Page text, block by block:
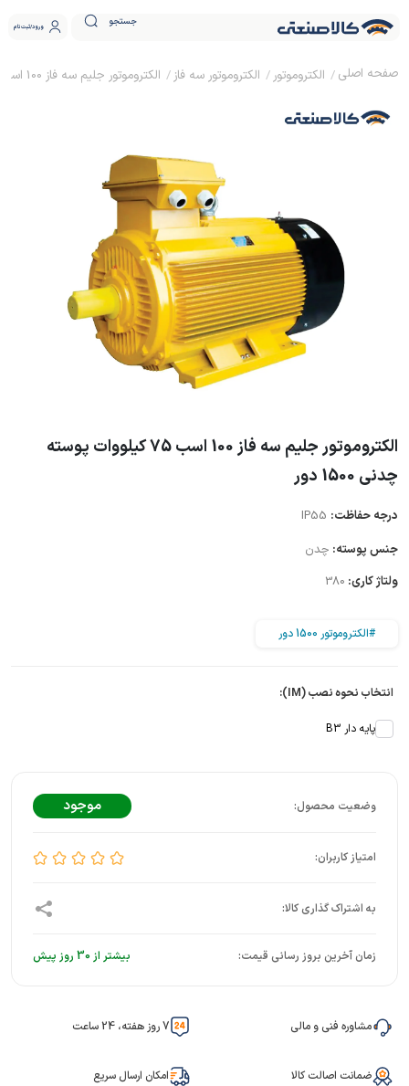
جستجو ورود ثبت نام
الکتروموتور الکتروموتور سه فاز الکتروموتور جلیم سه فاز 100 اسب 75 کیلووات پوسته چدنی 1500 دور
الکتروموتور جلیم سه فاز 100 اسب 75 کیلووات پوسته
چدنی 1500 دور
درجه حفاظت:
جنس پوسته: چدن
ولتاژ کاری: 380
#الکتروموتور 1500 دور
انتخاب نحوه نصب (IM):
پایه دار B3
موجود
زمان آخرین بروز رسانی قیمت: بیشتر از 30 روز پیش
مشاوره فنی و مالی 7 روز هفته، 24 ساعت
ضمانت اصالت کالا امکان ارسال سریع